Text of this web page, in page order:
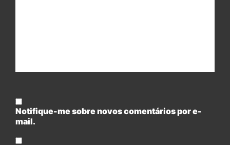
Notifique-me sobre novos comentários por e-
mail.